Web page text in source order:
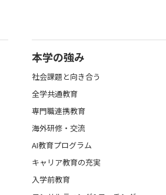
本学の強み
社会課題と向き合う
全学共通教育
専門職連携教育
海外研修・交流
AI教育プログラム
キャリア教育の充実
入学前教育